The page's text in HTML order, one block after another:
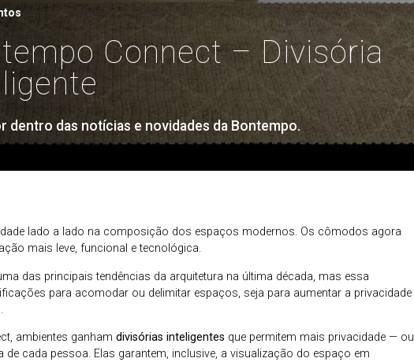
Connect – Divisória
dentro das notícias e novidades da Bontempo.
lado a lado na composição dos espaços modernos. Os cômodos agora
mais leve, funcional e tecnológica.
das principais tendências da arquitetura na última década, mas essa
para acomodar ou delimitar espaços, seja para aumentar a privacidade
ambientes ganhamdivisórias inteligentes que permitem mais privacidade — ou
cada pessoa. Elas garantem, inclusive, a visualização do espaço em